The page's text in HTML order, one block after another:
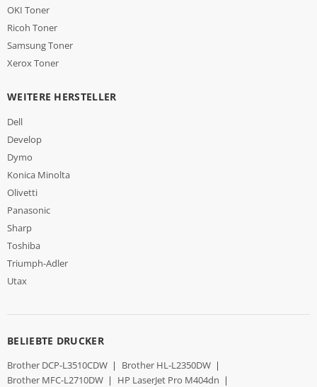
OKI Toner
Ricoh Toner
Samsung Toner
Xerox Toner
WEITERE HERSTELLER
Dell
Develop
Dymo
Konica Minolta
Olivetti
Panasonic
Sharp
Toshiba
Triumph-Adler
Utax
BELIEBTE DRUCKER
Brother DCP-L3510CDW | Brother HL-L2350DW |
Brother MFC-L2710DW | HP LaserJet Pro M404dn |